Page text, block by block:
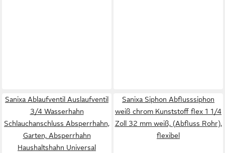
Sanixa Ablaufventil Auslaufventil
3/4 Wasserhahn
Schlauchanschluss Absperrhahn,
Garten, Absperrhahn
Haushaltshahn Universal
Sanixa Siphon Abflusssiphon
weiß chrom Kunststoff flex 1 1/4
Zoll 32 mm weiß, (Abfluss Rohr),
flexibel